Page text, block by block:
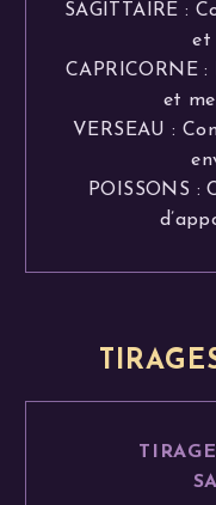
SAGITTAIRE :
et
CAPRICORNE
et
VERSEAU :
POISSONS :